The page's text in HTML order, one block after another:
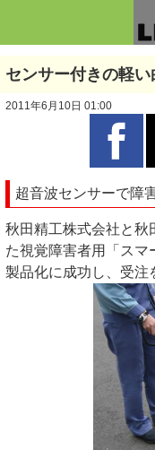
センサー付きの軽
2011年6月10日 01:00
超音波センサーで障
秋田精工株式会社と秋
た視覚障害者用「ス
製品化に成功し、受注